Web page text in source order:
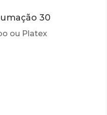
30
ou Platex